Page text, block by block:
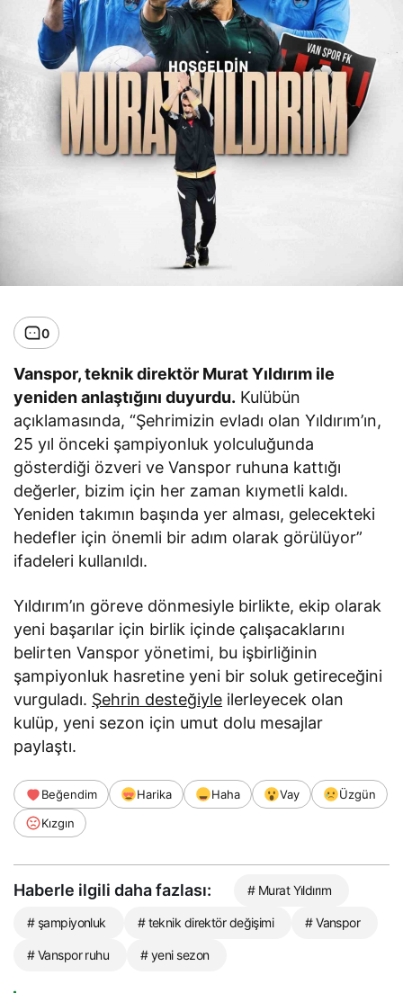
0
Vanspor, teknik direktör Murat Yıldırım ile
yeniden anlaştığını duyurdu. Kulübün
açıklamasında, “Şehrimizin evladı olan Yıldırım’ın,
25 yıl önceki şampiyonluk yolculuğunda
gösterdiği özveri ve Vanspor ruhuna kattığı
değerler, bizim için her zaman kıymetli kaldı.
Yeniden takımın başında yer alması, gelecekteki
hedefler için önemli bir adım olarak görülüyor”
ifadeleri kullanıldı.
Yıldırım’ın göreve dönmesiyle birlikte, ekip olarak
yeni başarılar için birlik içinde çalışacaklarını
belirten Vanspor yönetimi, bu işbirliğinin
şampiyonluk hasretine yeni bir soluk getireceğini
vurguladı. Şehrin desteğiyle ilerleyecek olan
kulüp, yeni sezon için umut dolu mesajlar
paylaştı.
Beğendim Harika Haha Vay
Üzgün
Kızgın
Haberle ilgili daha fazlası: # Murat Yıldırım
# şampiyonluk # teknik direktör değişimi # Vanspor
# Vanspor ruhu # yeni sezon